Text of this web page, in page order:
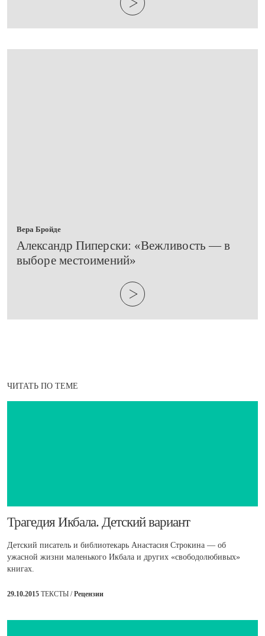
Вера Бройде
Александр Пиперски: «Вежливость — в
выборе местоимений»
ЧИТАТЬ ПО ТЕМЕ
​Трагедия Икбала. Детский вариант
Детский писатель и библиотекарь Анастасия Строкина — об
ужасной жизни маленького Икбала и других «свободолюбивых»
книгах.
29.10.2015 ТЕКСТЫ /Рецензии